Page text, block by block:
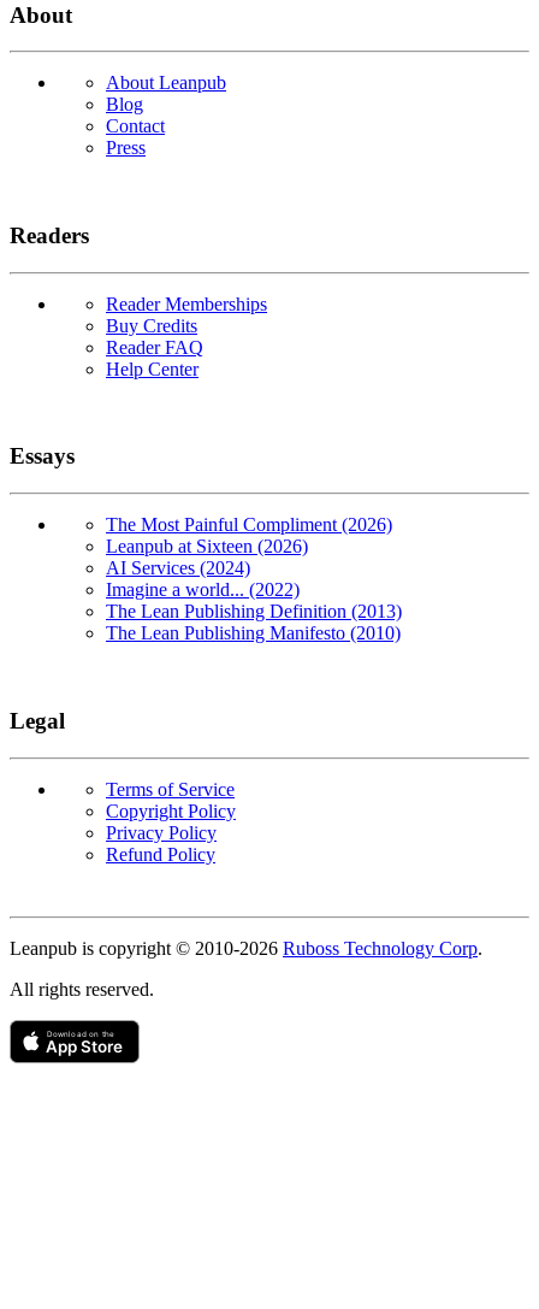
About
About Leanpub
Blog
Contact
Press
Readers
Reader Memberships
Buy Credits
Reader FAQ
Help Center
Essays
The Most Painful Compliment (2026)
Leanpub at Sixteen (2026)
AI Services (2024)
Imagine a world... (2022)
The Lean Publishing Definition (2013)
The Lean Publishing Manifesto (2010)
Legal
Terms of Service
Copyright Policy
Privacy Policy
Refund Policy
Copyright
Leanpub is copyright © 2010-2026 Ruboss Technology Corp.
All rights reserved.